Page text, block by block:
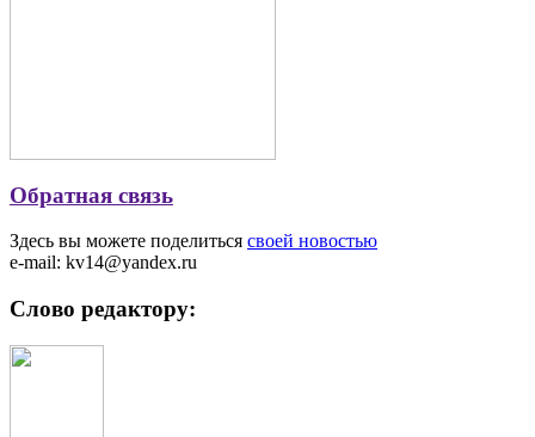
Обратная связь
Здесь вы можете поделиться своей новостью
e-mail: kv14@yandex.ru
Слово редактору: